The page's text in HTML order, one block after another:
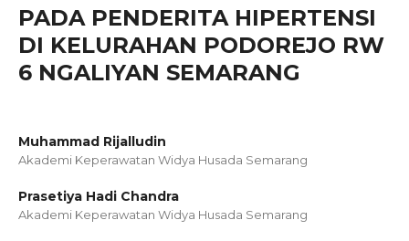
PADA PENDERITA HIPERTENSI
DI KELURAHAN PODOREJO RW
6 NGALIYAN SEMARANG
Muhammad Rijalludin
Akademi Keperawatan Widya Husada Semarang
Prasetiya Hadi Chandra
Akademi Keperawatan Widya Husada Semarang